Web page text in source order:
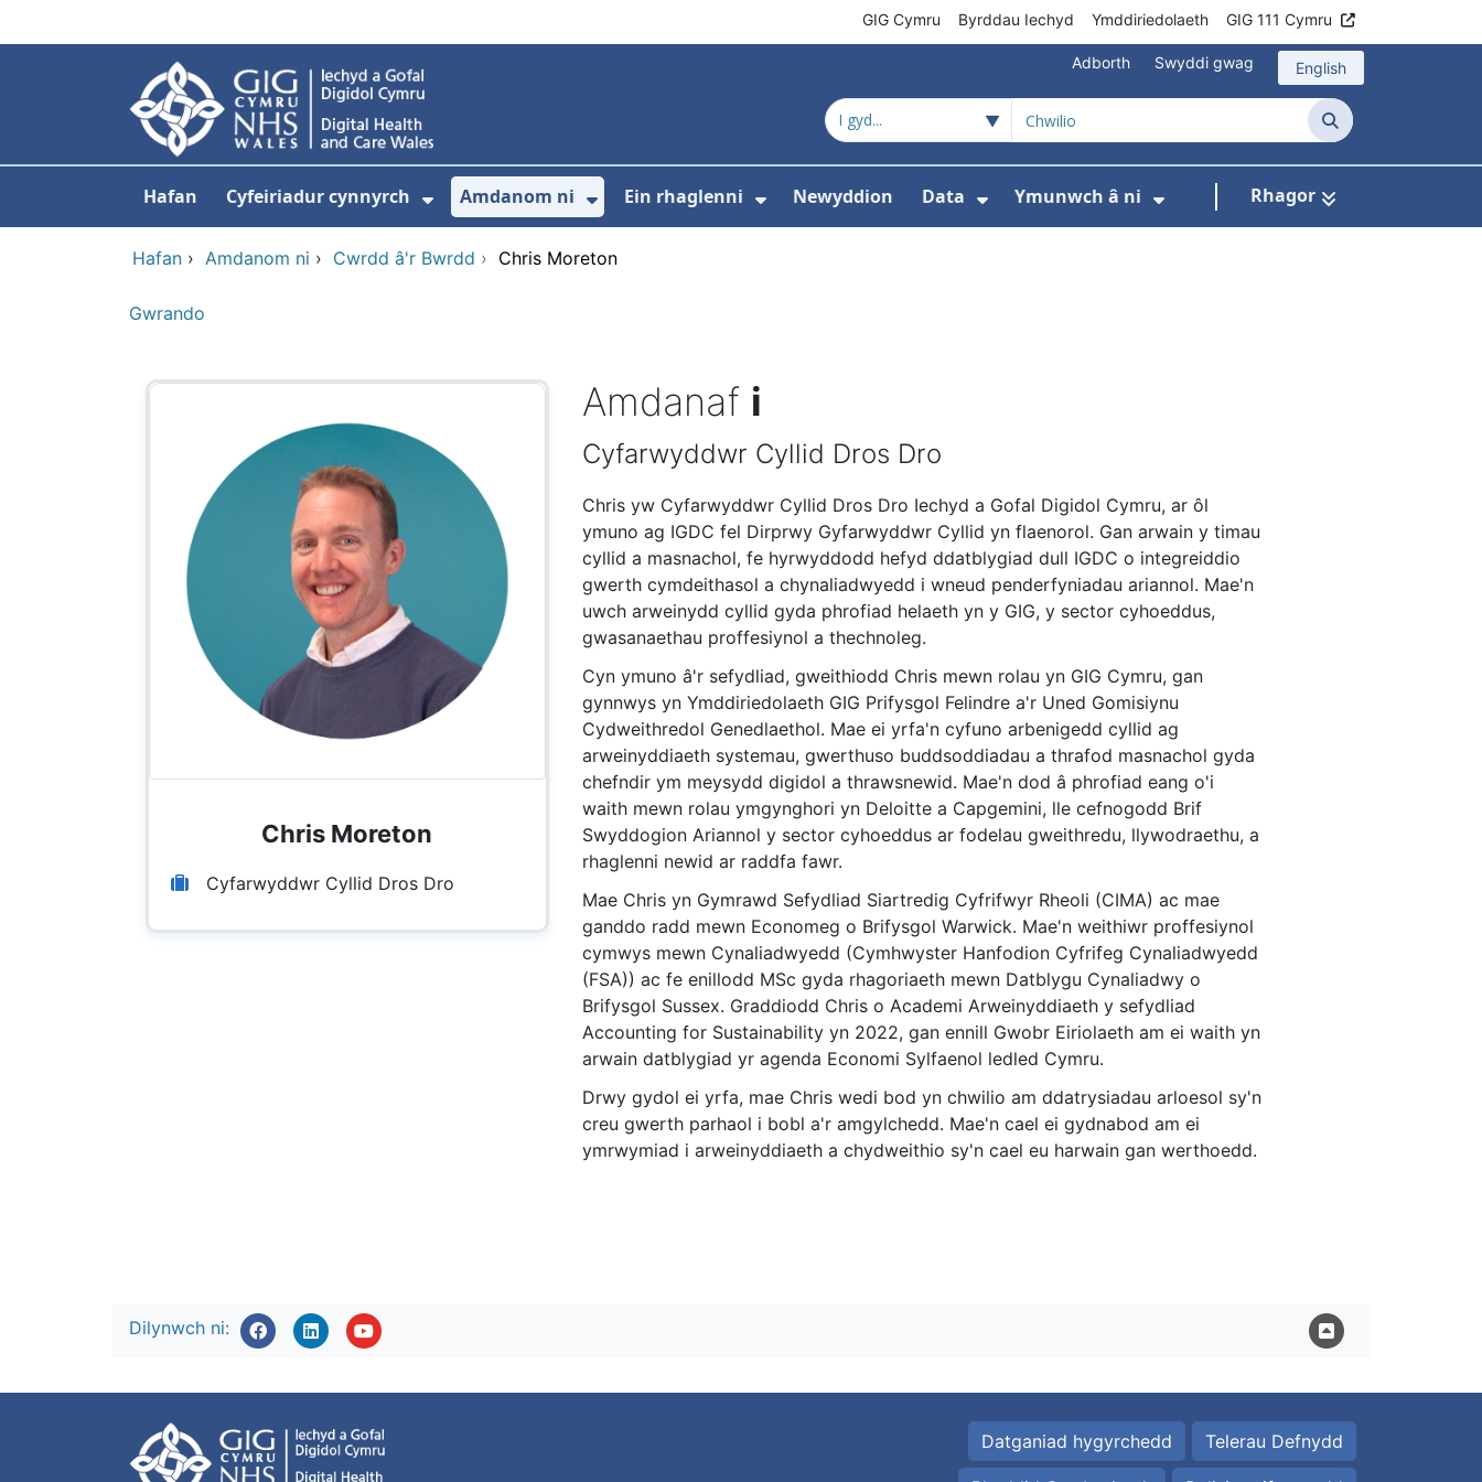
GIG Cymru Byrddau Iechyd Ymddiriedolaeth GIG 111 Cymru
Adborth Swyddi gwag English
Chwilio
Hafan Cyfeiriadur cynnyrch
Dangos isddewislen ar gyfer Cyfeiriadur cynnyrch
Amdanom ni
Dangos isddewislen ar gyfer Amdanom ni
Ein rhaglenni Newyddion Data Ymunwch â ni Rhagor
Hafan › Amdanom ni › Cwrdd â'r Bwrdd › Chris Moreton
Gwrando
Chris Moreton
Cyfarwyddwr Cyllid Dros Dro
Amdanaf i
Cyfarwyddwr Cyllid Dros Dro
Chris yw Cyfarwyddwr Cyllid Dros Dro Iechyd a Gofal Digidol Cymru, ar ôl
ymuno ag IGDC fel Dirprwy Gyfarwyddwr Cyllid yn flaenorol. Gan arwain y timau
cyllid a masnachol, fe hyrwyddodd hefyd ddatblygiad dull IGDC o integreiddio
gwerth cymdeithasol a chynaliadwyedd i wneud penderfyniadau ariannol. Mae'n
uwch arweinydd cyllid gyda phrofiad helaeth yn y GIG, y sector cyhoeddus,
gwasanaethau proffesiynol a thechnoleg.
Cyn ymuno â'r sefydliad, gweithiodd Chris mewn rolau yn GIG Cymru, gan
gynnwys yn Ymddiriedolaeth GIG Prifysgol Felindre a'r Uned Gomisiynu
Cydweithredol Genedlaethol. Mae ei yrfa'n cyfuno arbenigedd cyllid ag
arweinyddiaeth systemau, gwerthuso buddsoddiadau a thrafod masnachol gyda
chefndir ym meysydd digidol a thrawsnewid. Mae'n dod â phrofiad eang o'i
waith mewn rolau ymgynghori yn Deloitte a Capgemini, lle cefnogodd Brif
Swyddogion Ariannol y sector cyhoeddus ar fodelau gweithredu, llywodraethu, a
rhaglenni newid ar raddfa fawr.
Mae Chris yn Gymrawd Sefydliad Siartredig Cyfrifwyr Rheoli (CIMA) ac mae
ganddo radd mewn Economeg o Brifysgol Warwick. Mae'n weithiwr proffesiynol
cymwys mewn Cynaliadwyedd (Cymhwyster Hanfodion Cyfrifeg Cynaliadwyedd
(FSA)) ac fe enillodd MSc gyda rhagoriaeth mewn Datblygu Cynaliadwy o
Brifysgol Sussex. Graddiodd Chris o Academi Arweinyddiaeth y sefydliad
Accounting for Sustainability yn 2022, gan ennill Gwobr Eiriolaeth am ei waith yn
arwain datblygiad yr agenda Economi Sylfaenol ledled Cymru.
Drwy gydol ei yrfa, mae Chris wedi bod yn chwilio am ddatrysiadau arloesol sy'n
creu gwerth parhaol i bobl a'r amgylchedd. Mae'n cael ei gydnabod am ei
ymrwymiad i arweinyddiaeth a chydweithio sy'n cael eu harwain gan werthoedd.
Dilynwch ni:
Datganiad hygyrchedd Telerau Defnydd